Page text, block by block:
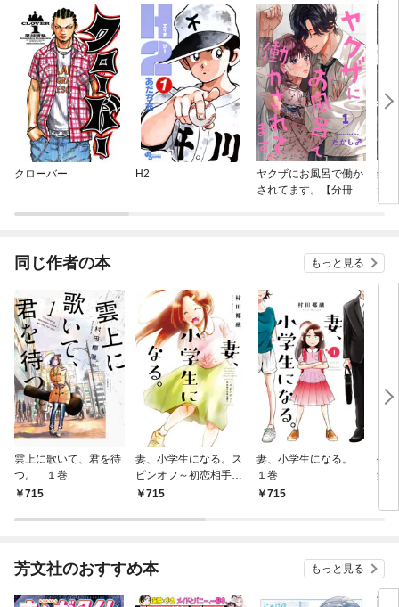
クローバー H2
ヤクザにお風呂で働か
されてます。【分冊
鏡
れ
れ
同じ作者の本 もっと見る
雲上に歌いて、君を待
つ。 １巻
715
妻、小学生になる。ス
ピンオフ～初恋相手の
君は誰？～
715
妻、小学生になる。
１巻
715
生
集～
芳文社のおすすめ本 もっと見る